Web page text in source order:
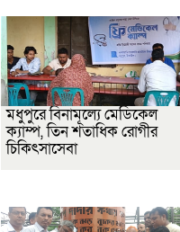
মধুপুরে বিনামূল্যে মেডিকেল
ক্যাম্প, তিন শতাধিক রোগীর
চিকিৎসাসেবা